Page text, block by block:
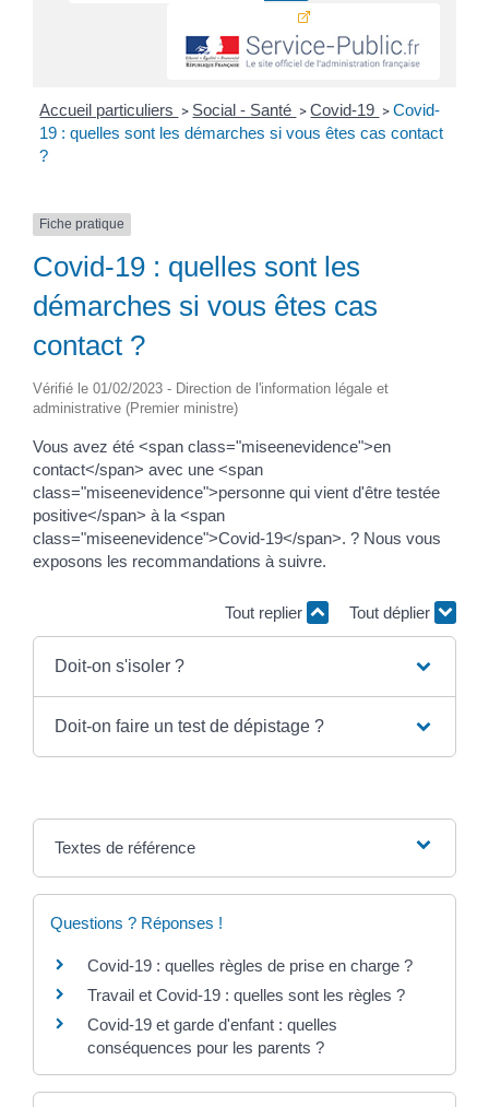
Accueil particuliers > Social - Santé > Covid-19 > Covid-
19 : quelles sont les démarches si vous êtes cas contact
?
Fiche pratique
Covid-19 : quelles sont les
démarches si vous êtes cas
contact ?
Vérifié le 01/02/2023 - Direction de l'information légale et
administrative (Premier ministre)
Vous avez été <span class="miseenevidence">en
contact</span> avec une <span
class="miseenevidence">personne qui vient d'être testée
positive</span> à la <span
class="miseenevidence">Covid-19</span>. ? Nous vous
exposons les recommandations à suivre.
Tout replier Tout déplier
Doit-on s'isoler ?
Doit-on faire un test de dépistage ?
Textes de référence
Questions ? Réponses !
Covid-19 : quelles règles de prise en charge ?
Travail et Covid-19 : quelles sont les règles ?
Covid-19 et garde d'enfant : quelles
conséquences pour les parents ?